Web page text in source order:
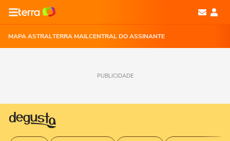
MAPA ASTRALTERRA MAILCENTRAL DO ASSINANTE
PUBLICIDADE